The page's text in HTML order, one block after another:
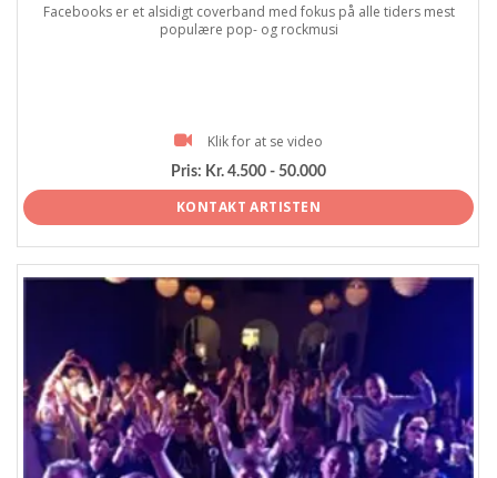
Facebooks er et alsidigt coverband med fokus på alle tiders mest
populære pop- og rockmusi
Klik for at se video
Pris: Kr. 4.500 - 50.000
KONTAKT ARTISTEN